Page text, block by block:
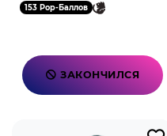
153 Pop-Баллов
ЗАКОНЧИЛСЯ